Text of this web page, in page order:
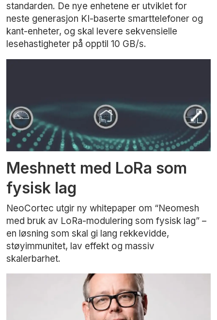
standarden. De nye enhetene er utviklet for
neste generasjon KI-baserte smarttelefoner og
kant-enheter, og skal levere sekvensielle
lesehastigheter på opptil 10 GB/s.
Meshnett med LoRa som
fysisk lag
NeoCortec utgir ny whitepaper om “Neomesh
med bruk av LoRa-modulering som fysisk lag” –
en løsning som skal gi lang rekkevidde,
støyimmunitet, lav effekt og massiv
skalerbarhet.